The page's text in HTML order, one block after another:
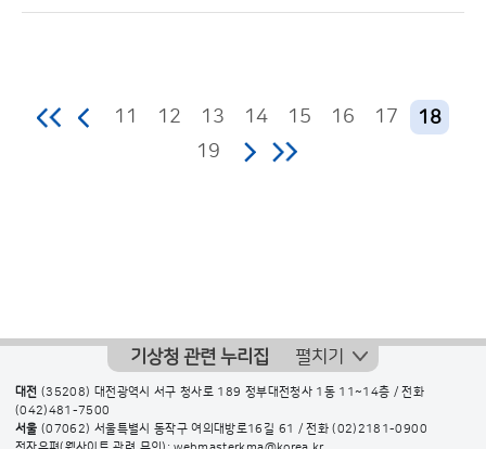
11 12 13 14 15 16 17
18
19
기상청 관련 누리집 펼치기
대전 (35208) 대전광역시 서구 청사로 189 정부대전청사 1동 11~14층 / 전화
(042)481-7500
서울 (07062) 서울특별시 동작구 여의대방로16길 61 / 전화(02)2181-0900